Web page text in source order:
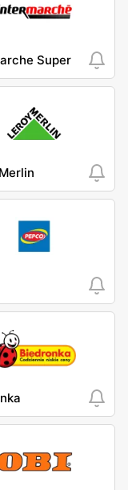
Super